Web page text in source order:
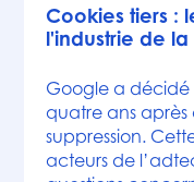
Cookies tiers :
l'industrie de
Google a décidé
quatre ans
suppression.
acteurs de